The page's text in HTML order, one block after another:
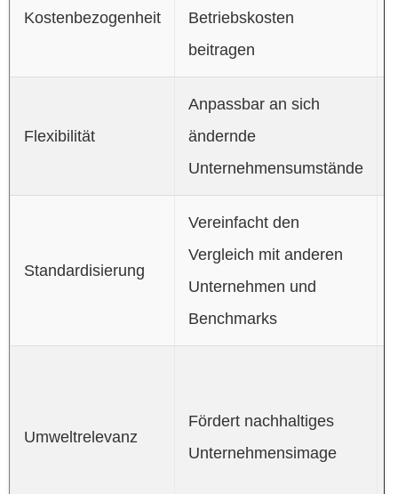
Kostenbezogenheit
Betriebskosten
beitragen
Flexibilität
Anpassbar an sich
ändernde
Unternehmensumstände
Standardisierung
Vereinfacht den
Vergleich mit anderen
Unternehmen und
Benchmarks
Umweltrelevanz
Fördert nachhaltiges
Unternehmensimage